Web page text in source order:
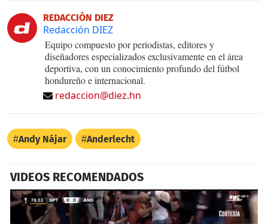
REDACCIÓN DIEZ
Redacción DIEZ
Equipo compuesto por periodistas, editores y
diseñadores especializados exclusivamente en el área
deportiva, con un conocimiento profundo del fútbol
hondureño e internacional.
redaccion@diez.hn
Andy Nájar Anderlecht
VIDEOS RECOMENDADOS